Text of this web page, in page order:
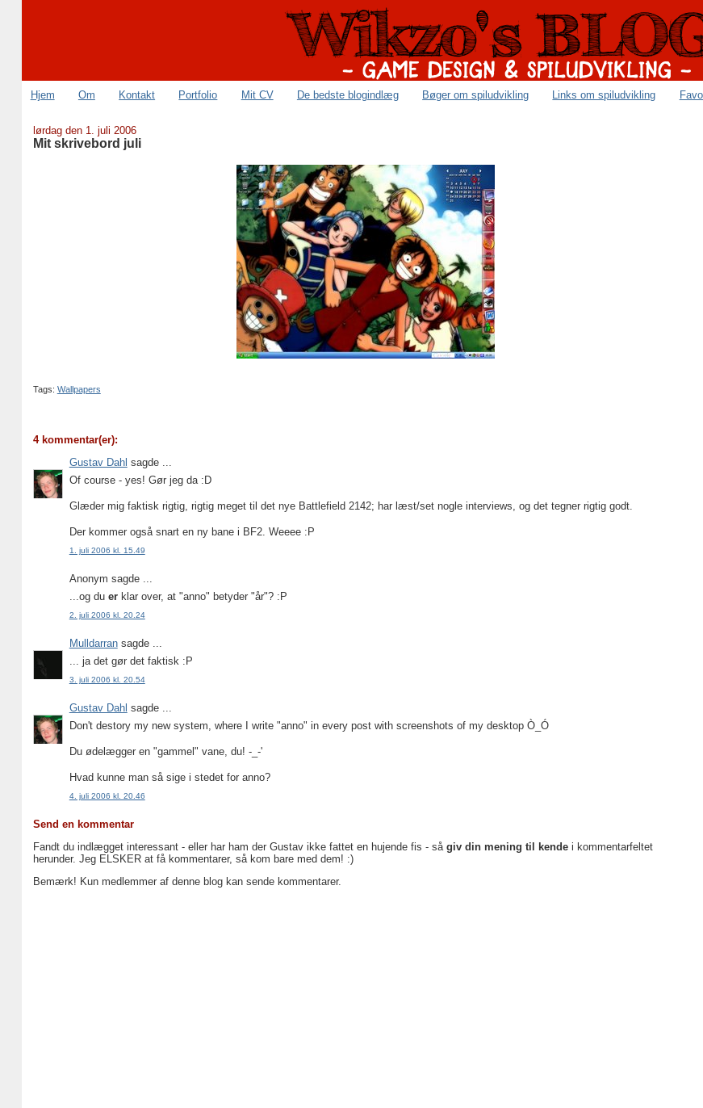
Hjem Om Kontakt Portfolio Mit CV De bedste blogindlæg Bøger om spiludvikling Links om spiludvikling
lørdag den 1. juli 2006
Mit skrivebord juli
Tags: Wallpapers
4 kommentar(er):
Gustav Dahl sagde ...
Of course - yes! Gør jeg da :D
Glæder mig faktisk rigtig, rigtig meget til det nye Battlefield 2142; har læst/set nogle interviews, og det tegner rigtig godt.
Der kommer også snart en ny bane i BF2. Weeee :P
1. juli 2006 kl. 15.49
Anonym sagde ...
...og du erklar over, at "anno" betyder "år"? :P
2. juli 2006 kl. 20.24
Mulldarransagde ...
... ja det gør det faktisk :P
3. juli 2006 kl. 20.54
Gustav Dahl sagde ...
Don't destory my new system, where I write "anno" in every post with screenshots of my desktop Ò_Ó
Du ødelægger en "gammel" vane, du! -_-'
Hvad kunne man så sige i stedet for anno?
4. juli 2006 kl. 20.46
Send en kommentar
Fandt du indlægget interessant - eller har ham der Gustav ikke fattet en hujende fis - så giv din mening til kendei kommentarfeltet
herunder. Jeg ELSKER at få kommentarer, så kom bare med dem! :)
Bemærk! Kun medlemmer af denne blog kan sende kommentarer.